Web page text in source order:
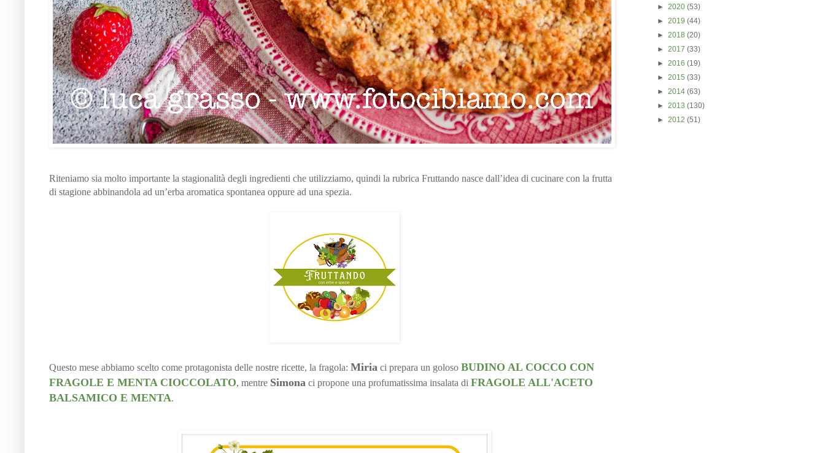
Riteniamo sia molto importante la stagionalità degli ingredienti che utilizziamo, quindi la rubrica Fruttando nasce dall’idea di cucinare con la frutta
di stagione abbinandola ad un’erba aromatica spontanea oppure ad una spezia.
Questo mese abbiamo scelto come protagonista delle nostre ricette, la fragola: Miria ci prepara un goloso BUDINO AL COCCO CON
FRAGOLE E MENTA CIOCCOLATO, mentre Simona ci propone una profumatissima insalata di FRAGOLE ALL'ACETO
BALSAMICO E MENTA.
► 2020 (53)
► 2019 (44)
► 2018 (20)
► 2017 (33)
► 2016 (19)
► 2015 (33)
► 2014 (63)
► 2013 (130)
► 2012 (51)